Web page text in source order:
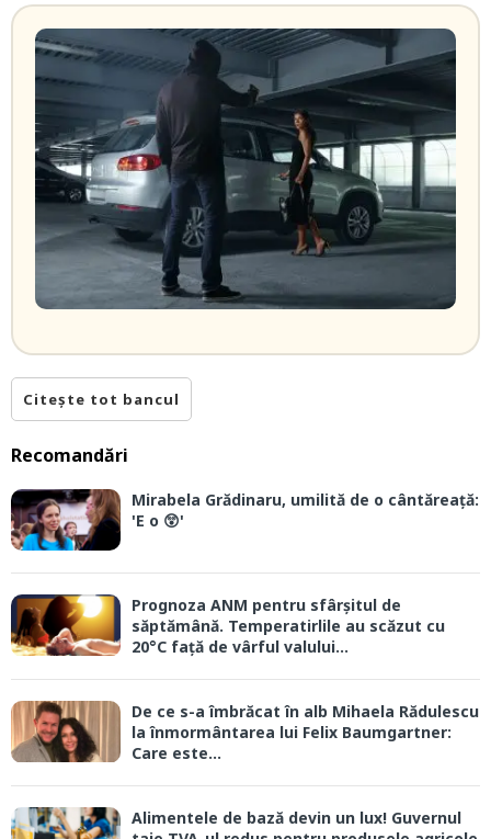
Citește tot bancul
Recomandări
Mirabela Grădinaru, umilită de o cântăreață:
'E o 😲'
Prognoza ANM pentru sfârșitul de
săptămână. Temperatirlile au scăzut cu
20°C față de vârful valului...
De ce s-a îmbrăcat în alb Mihaela Rădulescu
la înmormântarea lui Felix Baumgartner:
Care este...
Alimentele de bază devin un lux! Guvernul